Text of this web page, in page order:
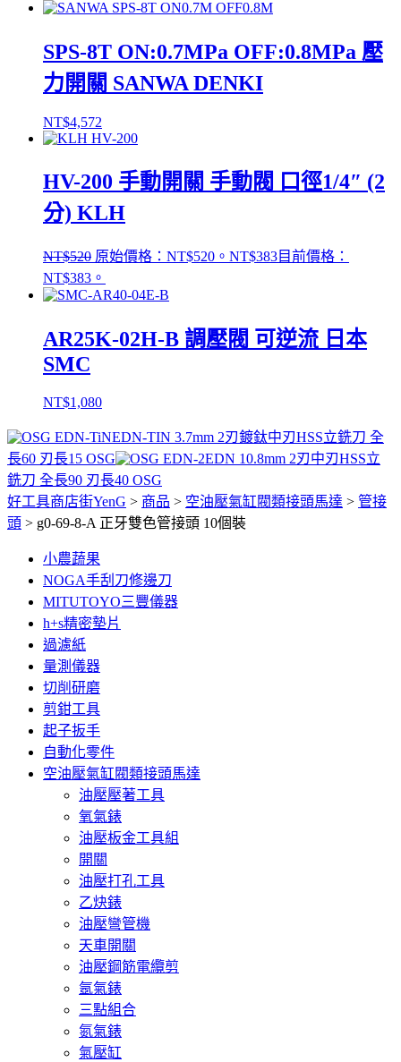
SPS-8T ON:0.7MPa OFF:0.8MPa 壓
力開關 SANWA DENKI
NT$4,572
HV-200 手動開關 手動閥 口徑1/4″ (2
分) KLH
NT$520 原始價格：NT$520。 NT$383目前價格：
NT$383。
AR25K-02H-B 調壓閥 可逆流 日本
SMC
NT$1,080
EDN-TIN 3.7mm 2刃鍍鈦中刃HSS立銑刀 全
長60 刃長15 OSG
EDN 10.8mm 2刃中刃HSS立
銑刀 全長90 刃長40 OSG
好工具商店街YenG > 商品 > 空油壓氣缸閥類接頭馬達 > 管接
頭 > g0-69-8-A 正牙雙色管接頭 10個裝
小農蔬果
NOGA手刮刀修邊刀
MITUTOYO三豐儀器
h+s精密墊片
過濾紙
量測儀器
切削研磨
剪鉗工具
起子扳手
自動化零件
空油壓氣缸閥類接頭馬達
油壓壓著工具
氧氣錶
油壓板金工具組
開關
油壓打孔工具
乙炔錶
油壓彎管機
天車開關
油壓鋼筋電纜剪
氬氣錶
三點組合
氮氣錶
氣壓缸